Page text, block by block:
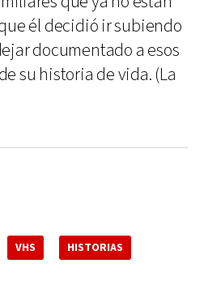
él decidió ir subiendo
documentado a esos
su historia de vida. (La
VHS HISTORIAS